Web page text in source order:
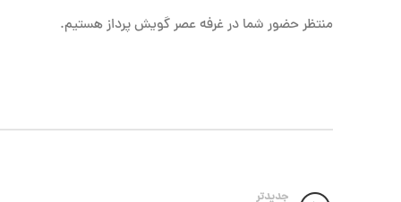
منتظر حضور شما در غرفه عصر گویش پرداز هستیم.
جدیدتر